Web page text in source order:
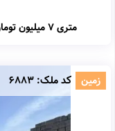
متری7 میلیون تومان
زمین کد ملک: 6883